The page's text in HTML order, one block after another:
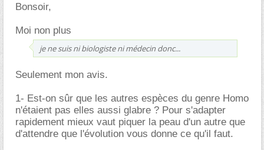
Bonsoir,
Moi non plus
je ne suis ni biologiste ni médecin donc...
Seulement mon avis.
1- Est-on sûr que les autres espèces du genre Homo
n'étaient pas elles aussi glabre ? Pour s'adapter
rapidement mieux vaut piquer la peau d'un autre que
d'attendre que l'évolution vous donne ce qu'il faut.